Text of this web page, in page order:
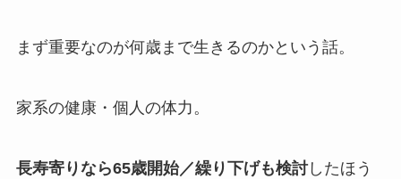
まず重要なのが何歳まで生きるのかという話。
家系の健康・個人の体力。
長寿寄りなら65歳開始／繰り下げも検討したほう